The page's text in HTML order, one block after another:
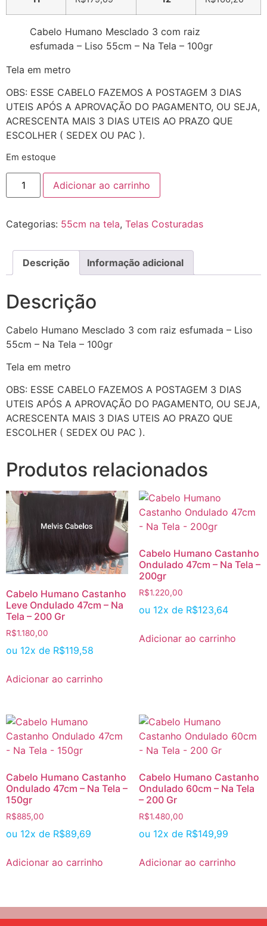
Cabelo Humano Mesclado 3 com raiz
esfumada – Liso 55cm – Na Tela – 100gr
Tela em metro
OBS: ESSE CABELO FAZEMOS A POSTAGEM 3 DIAS
UTEIS APÓS A APROVAÇÃO DO PAGAMENTO, OU SEJA,
ACRESCENTA MAIS 3 DIAS UTEIS AO PRAZO QUE
ESCOLHER ( SEDEX OU PAC ).
Em estoque
Adicionar ao carrinho
Categorias: 55cm na tela, Telas Costuradas
Descrição Informação adicional
Descrição
Cabelo Humano Mesclado 3 com raiz esfumada – Liso
55cm – Na Tela – 100gr
Tela em metro
OBS: ESSE CABELO FAZEMOS A POSTAGEM 3 DIAS
UTEIS APÓS A APROVAÇÃO DO PAGAMENTO, OU SEJA,
ACRESCENTA MAIS 3 DIAS UTEIS AO PRAZO QUE
ESCOLHER ( SEDEX OU PAC ).
Produtos relacionados
Cabelo Humano Castanho
Leve Ondulado 47cm – Na
Tela – 200 Gr
R$1.180,00
ou 12x de R$119,58
Adicionar ao carrinho
Cabelo Humano Castanho
Ondulado 47cm – Na Tela –
200gr
R$1.220,00
ou 12x de R$123,64
Adicionar ao carrinho
Cabelo Humano Castanho
Ondulado 47cm – Na Tela –
150gr
R$885,00
ou 12x de R$89,69
Adicionar ao carrinho
Cabelo Humano Castanho
Ondulado 60cm – Na Tela
– 200 Gr
R$1.480,00
ou 12x de R$149,99
Adicionar ao carrinho